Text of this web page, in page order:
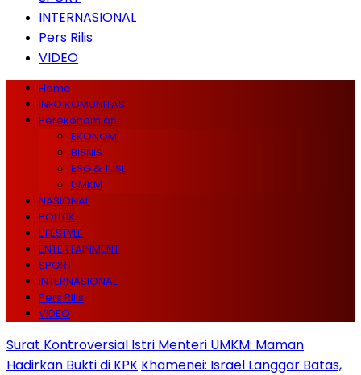
INTERNASIONAL
Pers Rilis
VIDEO
Home
INFO KOMUNITAS
Perekonomian
EKONOMI
BISNIS
ESG & TJSL
UMKM
NASIONAL
POLITIK
LIFESTYLE
ENTERTAINMENT
SPORT
INTERNASIONAL
Pers Rilis
VIDEO
Surat Kontroversial Istri Menteri UMKM: Maman
Hadirkan Bukti di KPK Khamenei: Israel Langgar Batas,